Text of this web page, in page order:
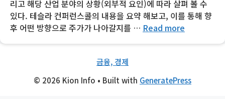
리고 해당 산업 분야의 상황(외부적 요인)에 따라 살펴 볼 수
있다. 테슬라 컨퍼런스콜의 내용을 요약 해보고, 이를 통해 향
후 어떤 방향으로 주가가 나아갈지를 … Read more
금융, 경제
© 2026 Kion Info • Built with GeneratePress